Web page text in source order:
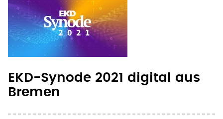
EKD-Synode 2021 digital aus